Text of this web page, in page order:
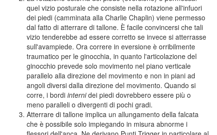
quel vizio posturale che consiste nella rotazione all'infuori
dei piedi (camminata alla Charlie Chaplin) viene permesso
dal fatto di atterrare di tallone. È facile convincersi che tali
vizio tenderebbe ad essere corretto se invece si atterrasse
sull'avampiede. Ora correre in eversione è orribilmente
traumatico per le ginocchia, in quanto l'articolazione del
ginocchio prevede solo movimento nel piano verticale
parallelo alla direzione del movimento e non in piani ad
angoli diversi dalla direzione del movimento. Quando si
corre, i bordi internidei piedi dovrebbero essere più o
meno paralleli o divergenti di pochi gradi.
Atterrare di tallone implica un allungamento della falcata
che è possibile solo impiegando in misura abnorme i